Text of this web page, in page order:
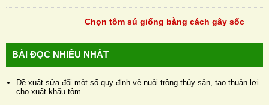
Chọn tôm sú giống bằng cách gây sốc
BÀI ĐỌC NHIỀU NHẤT
Đề xuất sửa đổi một số quy định về nuôi trồng thủy sản, tạo thuận lợi
cho xuất khẩu tôm